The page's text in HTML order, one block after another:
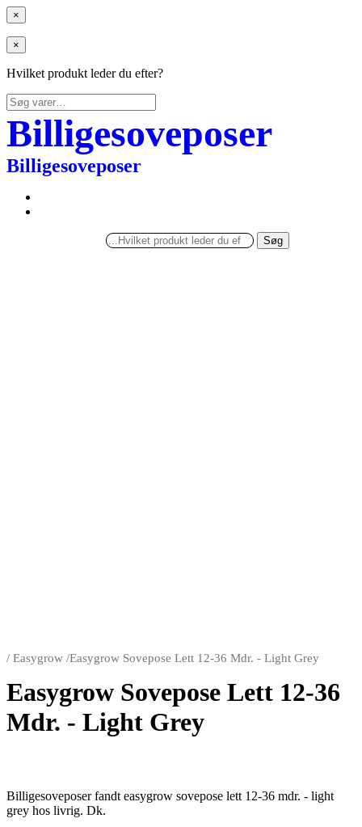
×
×
Hvilket produkt leder du efter?
Søg
efter:
Billigesoveposer
Billigesoveposer
Søg
/ Easygrow /Easygrow Sovepose Lett 12-36 Mdr. - Light Grey
Easygrow Sovepose Lett 12-36
Mdr. - Light Grey
Billigesoveposer fandt easygrow sovepose lett 12-36 mdr. - light
grey hos livrig. Dk.